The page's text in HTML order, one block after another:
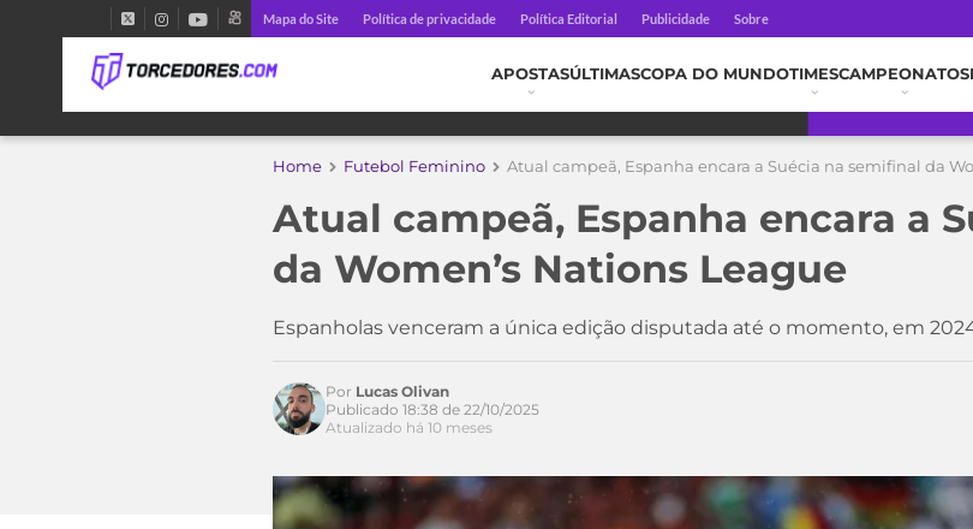
Mapa do Site Política de privacidade Política Editorial Publicidade Sobre
APOSTASÚLTIMASCOPA DO MUNDOTIMESCAMPEONATOS
Home Futebol Feminino Atual campeã, Espanha encara a Suécia na semifinal da
Atual campeã, Espanha encara a
da Women’s Nations League
Espanholas venceram a única edição disputada até o momento, em
Acesse o perfil do autor Por Lucas Olivan
Publicado 18:38 de 22/10/2025
Atualizado há 10 meses